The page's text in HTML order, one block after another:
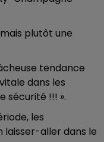
plutôt une
tendance
dans les
sécurité !!! ».
les
aller dans le